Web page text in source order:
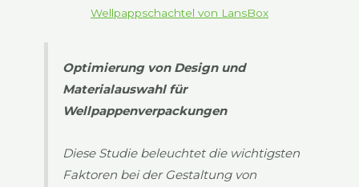
Wellpappschachtel von LansBox
Optimierung von Design und
Materialauswahl für
Wellpappenverpackungen
Diese Studie beleuchtet die wichtigsten
Faktoren bei der Gestaltung von